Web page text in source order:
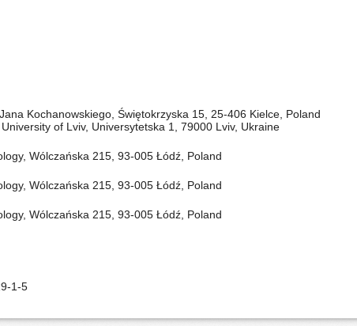
Kochanowskiego, Świętokrzyska 15, 25-406 Kielce, Poland
of Lviv, Universytetska 1, 79000 Lviv, Ukraine
Wólczańska 215, 93-005 Łódź, Poland
Wólczańska 215, 93-005 Łódź, Poland
Wólczańska 215, 93-005 Łódź, Poland
1-5